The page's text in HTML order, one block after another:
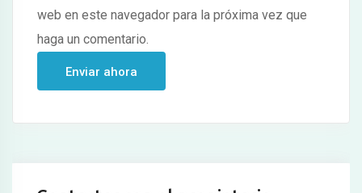
web en este navegador para la próxima vez que
haga un comentario.